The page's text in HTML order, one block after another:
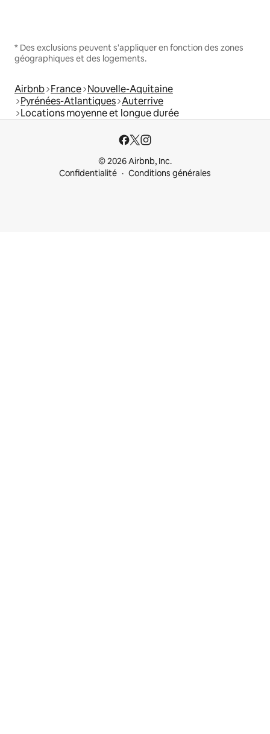
* Des exclusions peuvent s'appliquer en fonction des zones
géographiques et des logements.
Airbnb France Nouvelle-Aquitaine
Pyrénées-Atlantiques Auterrive
Locations moyenne et longue durée
© 2026 Airbnb, Inc.
Confidentialité
Conditions générales